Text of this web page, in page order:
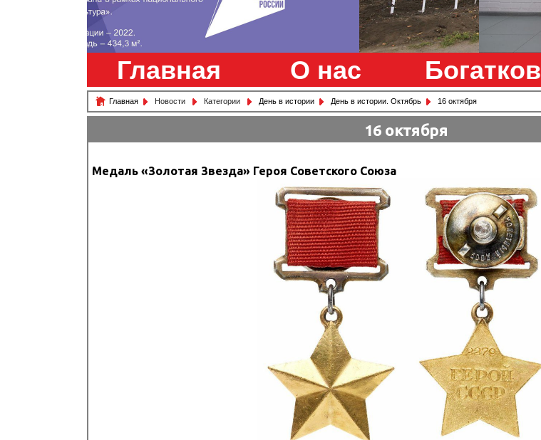
Главная О нас Богатков
Главная Новости Категории День в истории День в истории. Октябрь 16 октября
16 октября
Медаль «Золотая Звезда» Героя Советского Союза